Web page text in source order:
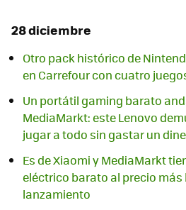
28 diciembre
Otro pack histórico de
en Carrefour con cuatro
Un portátil gaming barato
MediaMarkt: este Lenovo
jugar a todo sin gastar un
Es de Xiaomi y MediaMarkt
eléctrico barato al precio más
lanzamiento